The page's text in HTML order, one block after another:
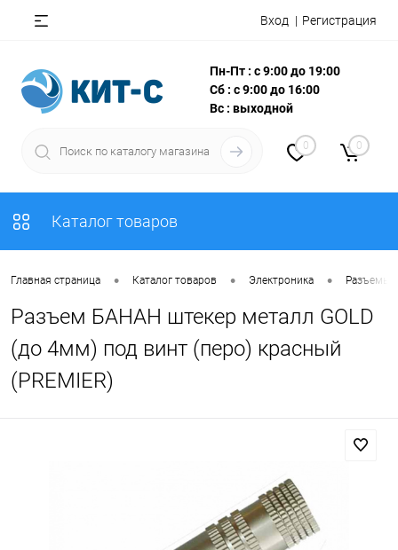
Вход Регистрация
Пн-Пт : с 9:00 до 19:00
Сб : с 9:00 до 16:00
Вс : выходной
0 0
Каталог товаров
Главная страница • Каталог товаров • Электроника • Разъемы,
Разъем БАНАН штекер металл GOLD
(до 4мм) под винт (перо) красный
(PREMIER)